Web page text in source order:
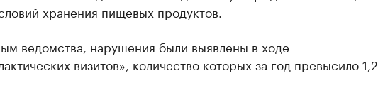
хранения пищевых продуктов.
ведомства, нарушения были выявлены в ходе
визитов», количество которых за год превысило 1,2